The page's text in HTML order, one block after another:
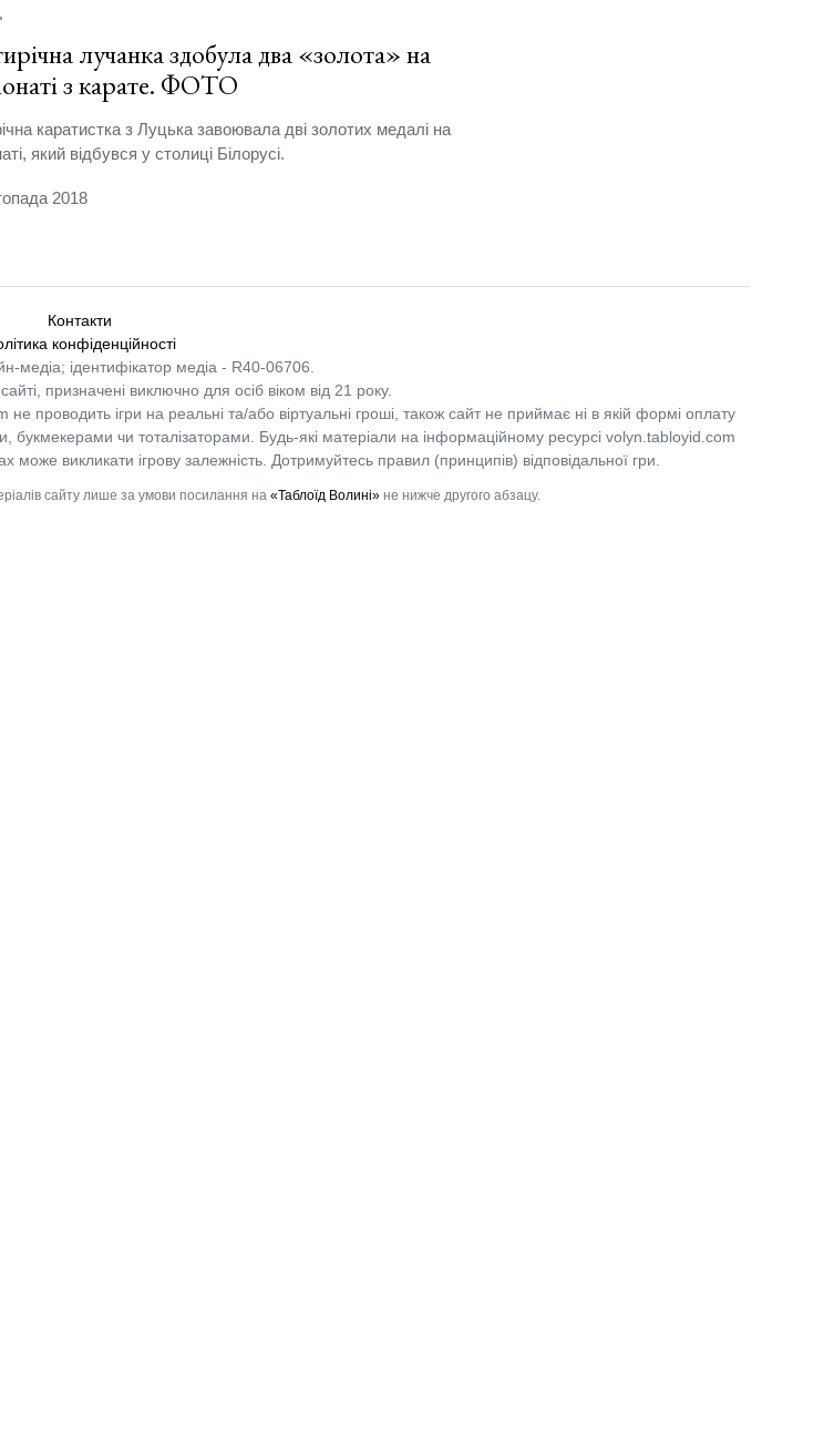
лучанка здобула два «золота» на
з карате. ФОТО
каратистка з Луцька завоювала дві золотих медалі на
який відбувся у столиці Білорусі.
2018
Контакти
конфіденційності
медіа; ідентифікатор медіа - R40-06706.
призначені виключно для осіб віком від 21 року.
проводить ігри на реальні та/або віртуальні гроші, також сайт не приймає ні в якій формі оплату
букмекерами чи тоталізаторами. Будь-які матеріали на інформаційному ресурсі volyn.tabloyid.com
може викликати ігрову залежність. Дотримуйтесь правил (принципів) відповідальної гри.
сайту лише за умови посилання на «Таблоїд Волині» не нижче другого абзацу.